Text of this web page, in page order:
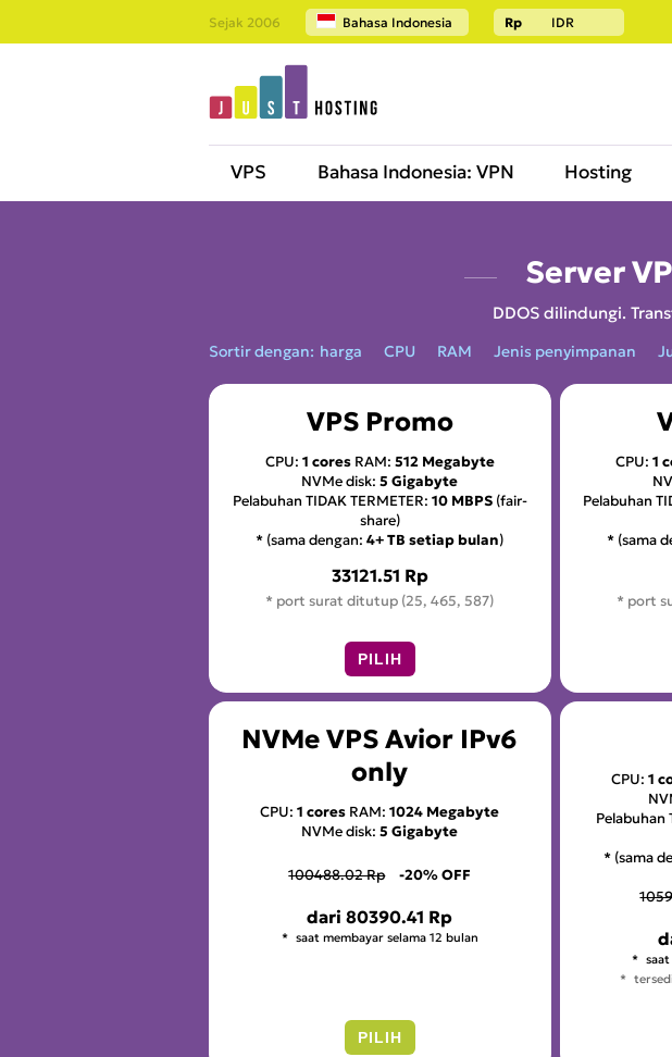
Sejak 2006 Bahasa Indonesia Rp IDR
VPS Bahasa Indonesia: VPN Hosting
Server
DDOS dilindungi.
Sortir dengan: harga CPU RAM Jenis penyimpanan
VPS Promo
CPU: 1 coresRAM: 512 Megabyte
NVMe disk:5 Gigabyte
Pelabuhan TIDAK TERMETER: 10 MBPS(fair-
share)
* (sama dengan:4+ TB setiap bulan)
33121.51 Rp
* port surat ditutup (25, 465, 587)
PILIH
CPU:1
Pelabuhan
* (sama
* port
NVMe VPS Avior IPv6
only
CPU:1 cores RAM:1024 Megabyte
NVMe disk:5 Gigabyte
100488.02 Rp -20% OFF
dari80390.41 Rp
saat membayar selama 12 bulan
PILIH
CPU: 1
Pelabuhan
* (sama